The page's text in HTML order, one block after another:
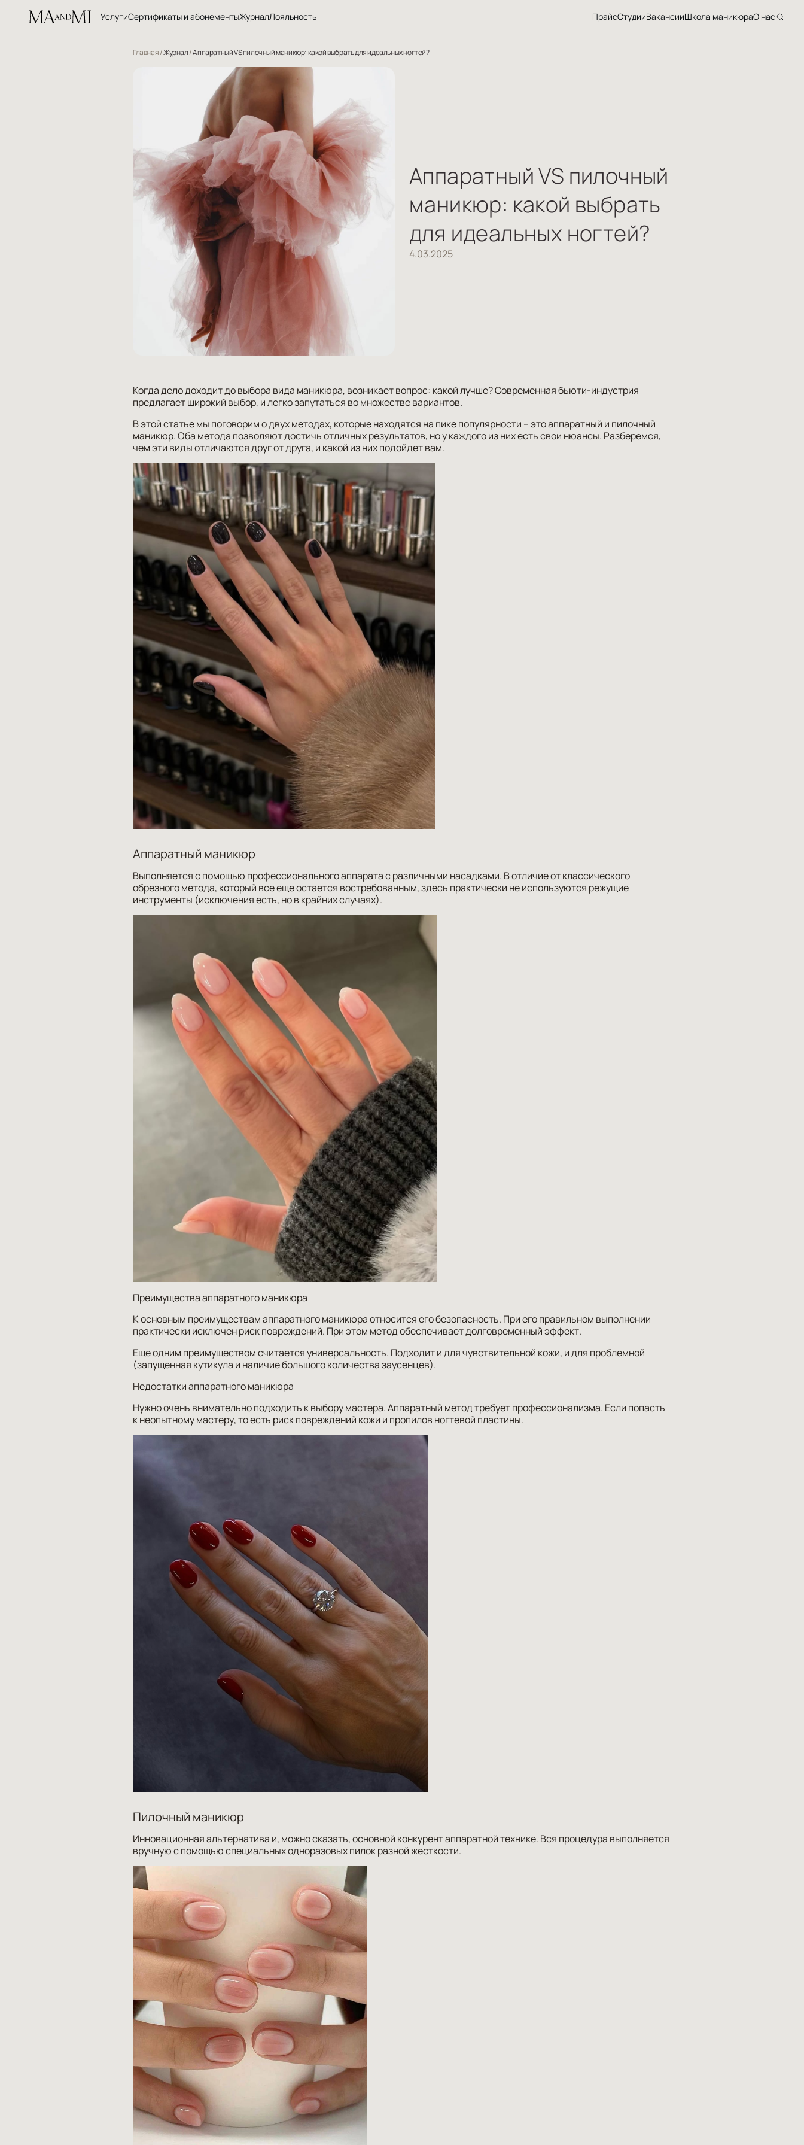
УслугиСертификаты и абонементыЖурналЛояльность ПрайсСтудииВакансииШкола маникюраО нас
Главная/Журнал/Аппаратный VS пилочный маникюр: какой выбрать для идеальных ногтей?
Аппаратный VS пилочный
маникюр: какой выбрать
для идеальных ногтей?
4.03.2025
Когда дело доходит до выбора вида маникюра, возникает вопрос: какой лучше? Современная бьюти-индустрия
предлагает широкий выбор, и легко запутаться во множестве вариантов.
В этой статье мы поговорим о двух методах, которые находятся на пике популярности – это аппаратный и пилочный
маникюр. Оба метода позволяют достичь отличных результатов, но у каждого из них есть свои нюансы. Разберемся,
чем эти виды отличаются друг от друга, и какой из них подойдет вам.
Аппаратный маникюр
Выполняется с помощью профессионального аппарата с различными насадками. В отличие от классического
обрезного метода, который все еще остается востребованным, здесь практически не используются режущие
инструменты (исключения есть, но в крайних случаях).
Преимущества аппаратного маникюра
К основным преимуществам аппаратного маникюра относится его безопасность. При его правильном выполнении
практически исключен риск повреждений. При этом метод обеспечивает долговременный эффект.
Еще одним преимуществом считается универсальность. Подходит и для чувствительной кожи, и для проблемной
(запущенная кутикула и наличие большого количества заусенцев).
Недостатки аппаратного маникюра
Нужно очень внимательно подходить к выбору мастера. Аппаратный метод требует профессионализма. Если попасть
к неопытному мастеру, то есть риск повреждений кожи и пропилов ногтевой пластины.
Пилочный маникюр
Инновационная альтернатива и, можно сказать, основной конкурент аппаратной технике. Вся процедура выполняется
вручную с помощью специальных одноразовых пилок разной жесткости.